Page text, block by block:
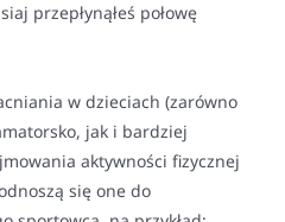
przepłynąłeś połowę
w dzieciach (zarówno
jak i bardziej
aktywności fizycznej
się one do